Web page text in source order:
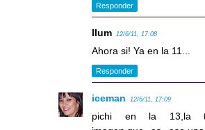
Responder
llum 12/6/11, 17:08
Ahora si! Ya en la 11...
Responder
iceman 12/6/11, 17:09
pichi en la 13,la